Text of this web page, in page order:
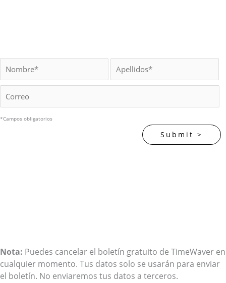
*Campos obligatorios
Nota: Puedes cancelar el boletín gratuito de TimeWaver en
cualquier momento. Tus datos solo se usarán para enviar
el boletín. No enviaremos tus datos a terceros.